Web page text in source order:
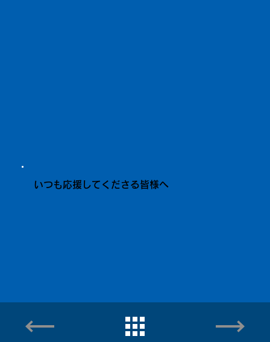
いつも応援してくださる皆様へ